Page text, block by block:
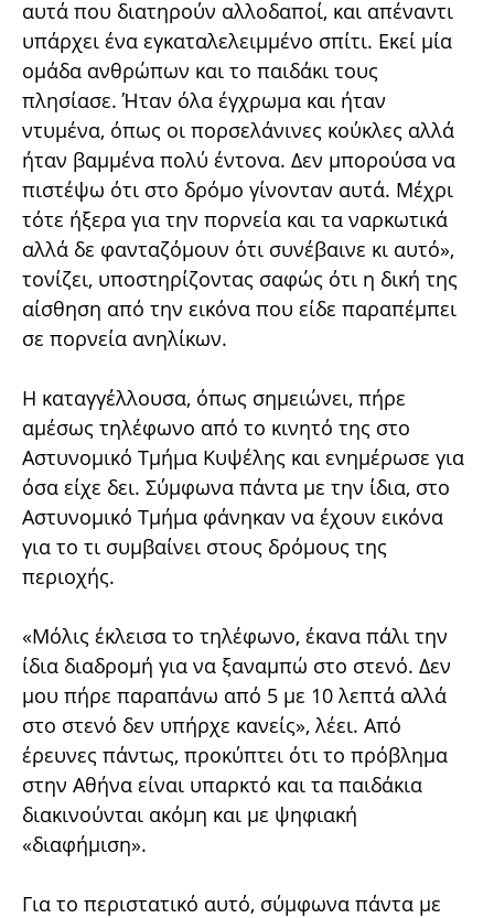
αυτά που διατηρούν αλλοδαποί, και απέναντι
υπάρχει ένα εγκαταλελειμμένο σπίτι. Εκεί μία
ομάδα ανθρώπων και το παιδάκι τους
πλησίασε. Ήταν όλα έγχρωμα και ήταν
ντυμένα, όπως οι πορσελάνινες κούκλες αλλά
ήταν βαμμένα πολύ έντονα. Δεν μπορούσα να
πιστέψω ότι στο δρόμο γίνονταν αυτά. Μέχρι
τότε ήξερα για την πορνεία και τα ναρκωτικά
αλλά δε φανταζόμουν ότι συνέβαινε κι αυτό»,
τονίζει, υποστηρίζοντας σαφώς ότι η δική της
αίσθηση από την εικόνα που είδε παραπέμπει
σε πορνεία ανηλίκων.
Η καταγγέλλουσα, όπως σημειώνει, πήρε
αμέσως τηλέφωνο από το κινητό της στο
Αστυνομικό Τμήμα Κυψέλης και ενημέρωσε για
όσα είχε δει. Σύμφωνα πάντα με την ίδια, στο
Αστυνομικό Τμήμα φάνηκαν να έχουν εικόνα
για το τι συμβαίνει στους δρόμους της
περιοχής.
«Μόλις έκλεισα το τηλέφωνο, έκανα πάλι την
ίδια διαδρομή για να ξαναμπώ στο στενό. Δεν
μου πήρε παραπάνω από 5 με 10 λεπτά αλλά
στο στενό δεν υπήρχε κανείς», λέει. Από
έρευνες πάντως, προκύπτει ότι το πρόβλημα
στην Αθήνα είναι υπαρκτό και τα παιδάκια
διακινούνται ακόμη και με ψηφιακή
«διαφήμιση».
Για το περιστατικό αυτό, σύμφωνα πάντα με